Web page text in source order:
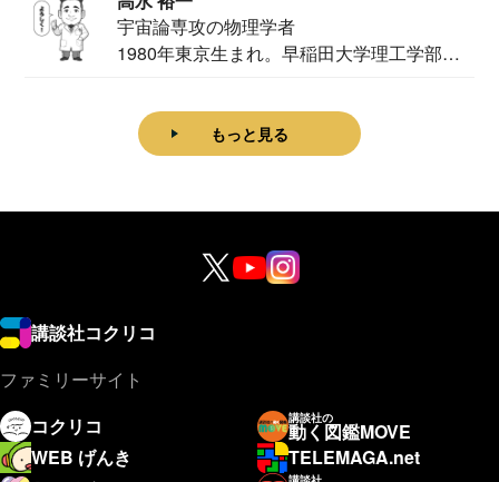
宇宙論専攻の物理学者
1980年東京生まれ。早稲田大学理工学部物
もっと見る
講談社コクリコ
ファミリーサイト
コクリコ
講談社の
動く図鑑MOVE
WEB げんき
TELEMAGA.net